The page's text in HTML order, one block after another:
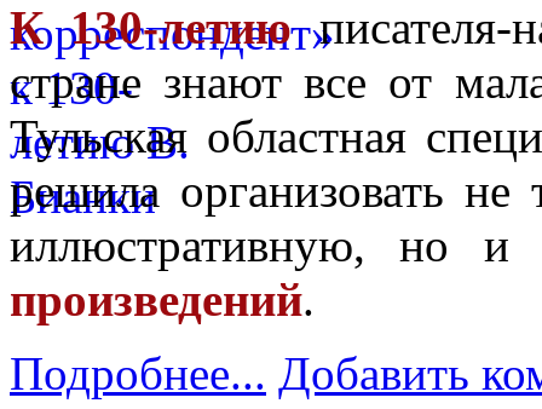
К 130-летиюписателя-
стране знают все от
Тульская областная
решила организовать
иллюстративную, но и
произведений.
Подробнее... Добавить